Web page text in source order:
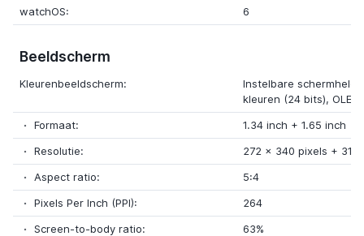
watchOS: 6
Beeldscherm
Kleurenbeeldscherm:
Instelbare
kleuren (24 bits), OLED
Formaat:
1.34 inch + 1.65 inch
Resolutie:
272 x 340 pixels + 312
Aspect ratio:
5:4
Pixels Per Inch (PPI):
264
Screen-to-body ratio:
63%